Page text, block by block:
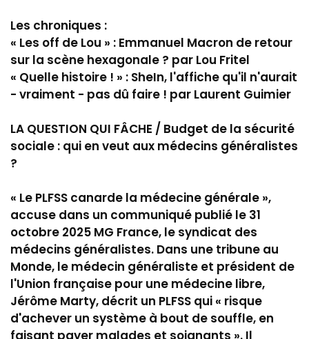
Les chroniques :
« Les off de Lou » : Emmanuel Macron de retour
sur la scène hexagonale ? par Lou Fritel
« Quelle histoire ! » : SheIn, l'affiche qu'il n'aurait
- vraiment - pas dû faire ! par Laurent Guimier
LA QUESTION QUI FÂCHE / Budget de la sécurité
sociale : qui en veut aux médecins généralistes
?
« Le PLFSS canarde la médecine générale »,
accuse dans un communiqué publié le 31
octobre 2025 MG France, le syndicat des
médecins généralistes. Dans une tribune au
Monde, le médecin généraliste et président de
l'Union française pour une médecine libre,
Jérôme Marty, décrit un PLFSS qui « risque
d'achever un système à bout de souffle, en
faisant payer malades et soignants ». Il